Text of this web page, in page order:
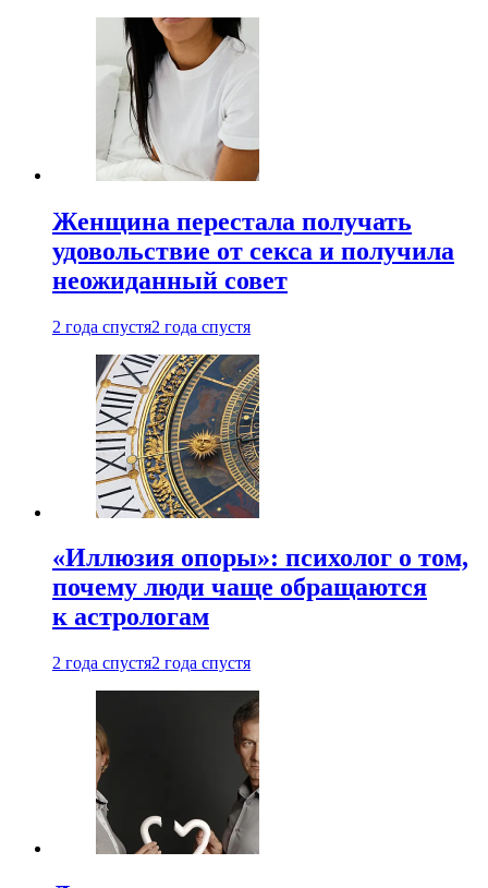
Женщина перестала получать
удовольствие от секса и получила
неожиданный совет
2 года спустя2 года спустя
«Иллюзия опоры»: психолог о том,
почему люди чаще обращаются
к астрологам
2 года спустя2 года спустя